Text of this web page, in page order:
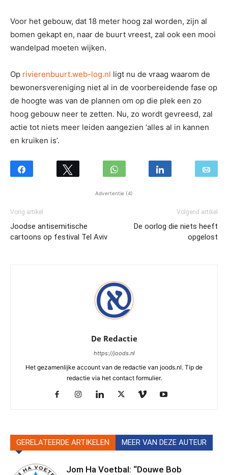
Voor het gebouw, dat 18 meter hoog zal worden, zijn al
bomen gekapt en, naar de buurt vreest, zal ook een mooi
wandelpad moeten wijken.
Op rivierenbuurt.web-log.nl ligt nu de vraag waarom de
bewonersvereniging niet al in de voorbereidende fase op
de hoogte was van de plannen om op die plek een zo
hoog gebouw neer te zetten. Nu, zo wordt gevreesd, zal
actie tot niets meer leiden aangezien ‘alles al in kannen
en kruiken is’.
Advertentie (4)
Vorig artikel
Joodse antisemitische
cartoons op festival Tel Aviv
Volgend artikel
De oorlog die niets heeft
opgelost
De Redactie
https://joods.nl
Het gezamenlijke account van de redactie van joods.nl. Tip de
redactie via het contact formulier.
GERELATEERDE ARTIKELEN MEER VAN DEZE AUTEUR
Jom Ha Voetbal: “Douwe Bob